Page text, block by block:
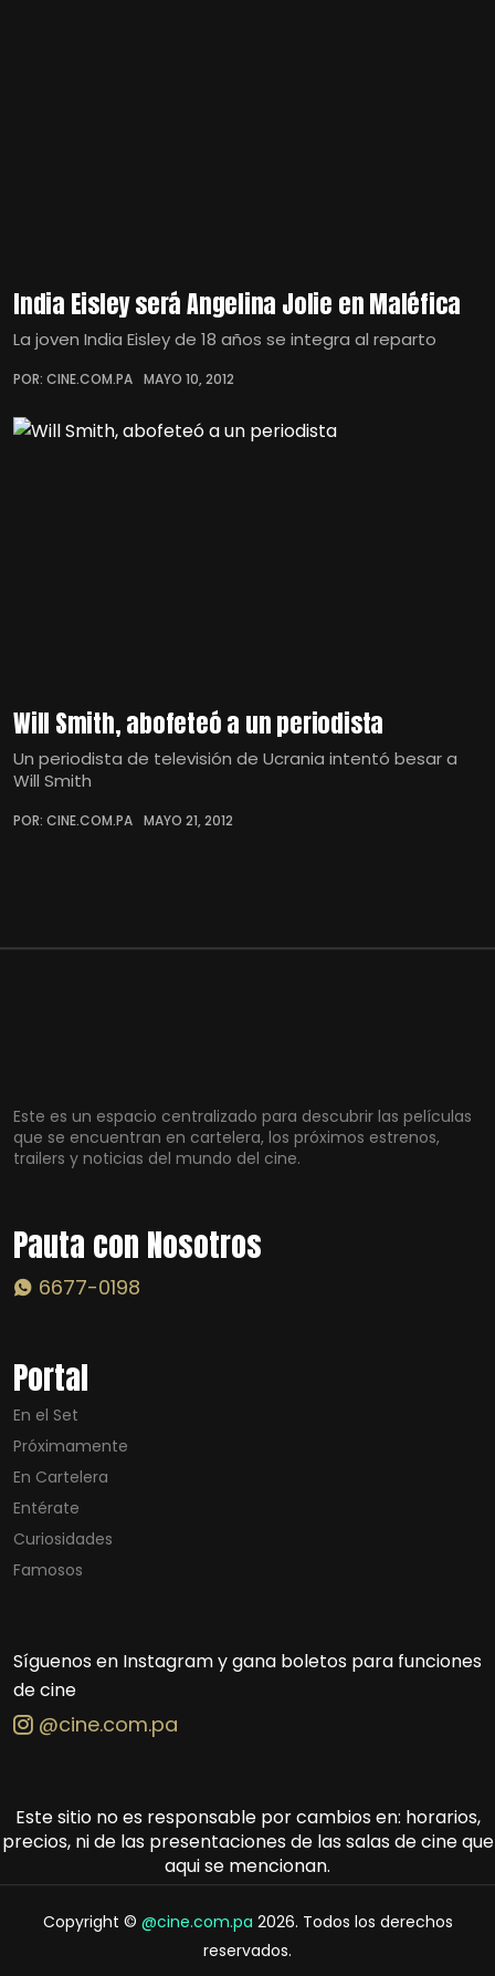
India Eisley será Angelina Jolie en Maléfica
La joven India Eisley de 18 años se integra al reparto
POR: CINE.COM.PA MAYO 10, 2012
Will Smith, abofeteó a un periodista
Un periodista de televisión de Ucrania intentó besar a
Will Smith
POR: CINE.COM.PA MAYO 21, 2012
Este es un espacio centralizado para descubrir las películas
que se encuentran en cartelera, los próximos estrenos,
trailers y noticias del mundo del cine.
Pauta con Nosotros
6677-0198
Portal
En el Set
Próximamente
En Cartelera
Entérate
Curiosidades
Famosos
Síguenos en Instagram y gana boletos para funciones
de cine
@cine.com.pa
Este sitio no es responsable por cambios en: horarios,
precios, ni de las presentaciones de las salas de cine que
aqui se mencionan.
Copyright © @cine.com.pa 2026. Todos los derechos
reservados.